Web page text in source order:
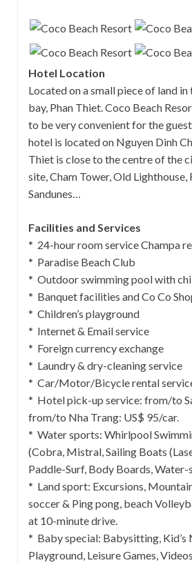
Hotel Location
Located on a small piece of land
bay, Phan Thiet. Coco Beach
to be very convenient for the
hotel is located on Nguyen Dinh
Thiet is close to the centre of the
site, Cham Tower, Old Lighthouse,
Sandunes…
Facilities and Services
* 24-hour room service Champa
* Paradise Beach Club
* Outdoor swimming pool with
* Banquet facilities and Co Co
* Children’s playground
* Internet & Email service
* Foreign currency exchange
* Laundry & dry-cleaning service
* Car/Motor/Bicycle rental
* Hotel pick-up service: from/to
from/to Nha Trang: US$ 95/car.
* Water sports: Whirlpool
(Cobra, Mistral, Sailing Boats
Paddle-Surf, Body Boards, Water-
* Land sport: Excursions,
soccer & Ping pong, beach
at 10-minute drive.
* Baby special: Babysitting, Kid’s
Playground, Leisure Games,